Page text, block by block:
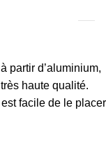
partir d’aluminium,
haute qualité.
facile de le placer